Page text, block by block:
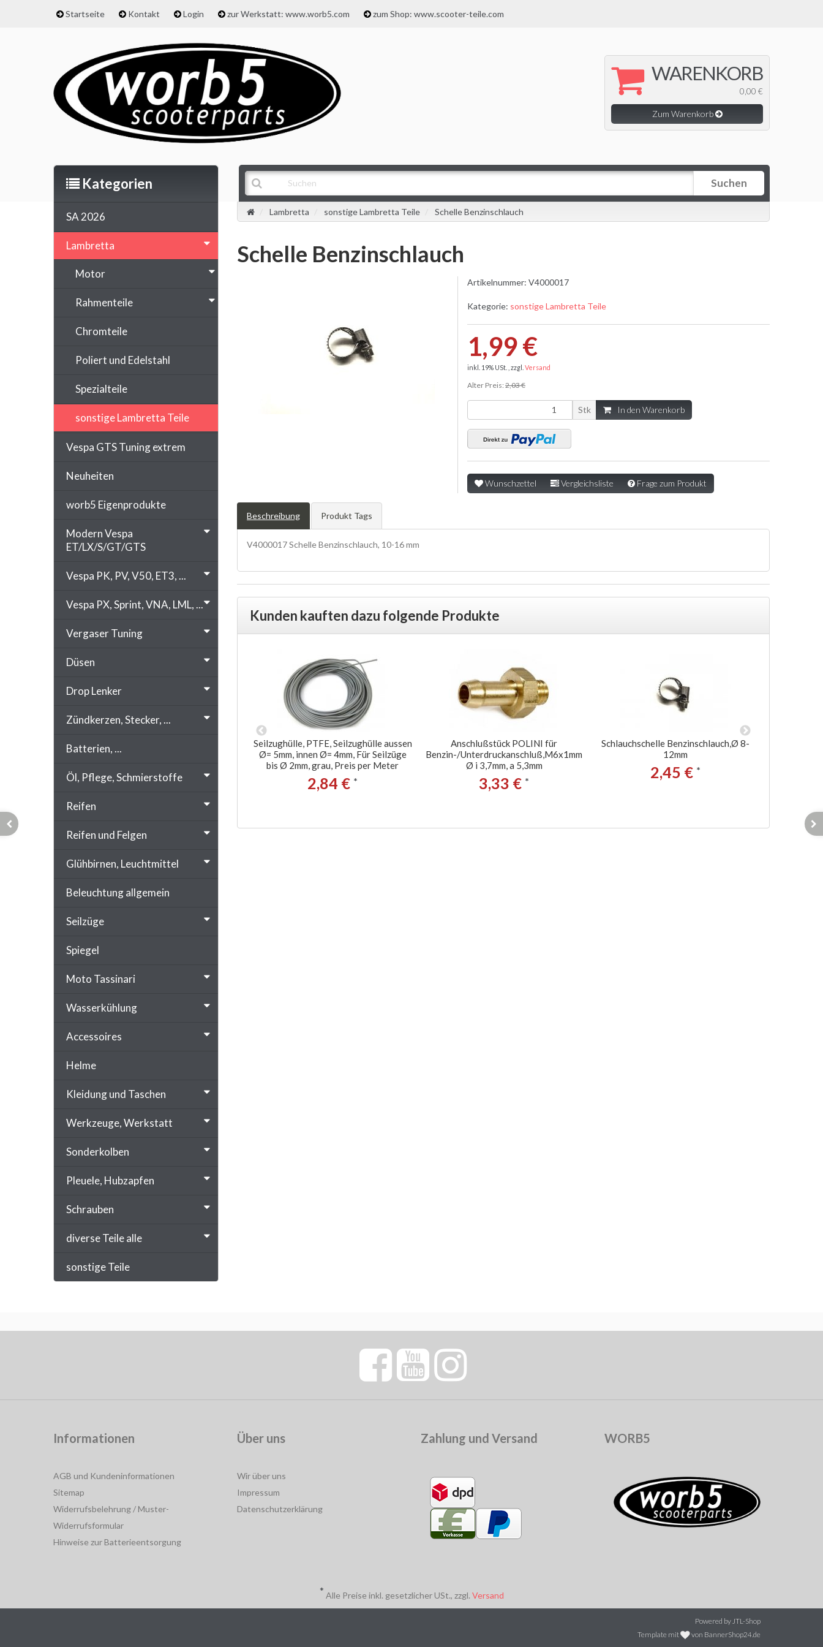
Startseite Kontakt Login zur Werkstatt: www.worb5.com zum Shop: www.scooter-teile.com
WARENKORB
0,00 €
Zum Warenkorb
Suchen
Lambretta sonstige Lambretta Teile Schelle Benzinschlauch
Schelle Benzinschlauch
Artikelnummer: V4000017
Kategorie: sonstige Lambretta Teile
1,99 €
inkl. 19% USt. , zzgl. Versand
Alter Preis: 2,03 €
Stk In den Warenkorb
Wunschzettel Vergleichsliste Frage zum Produkt
Beschreibung Produkt Tags
V4000017 Schelle Benzinschlauch, 10-16 mm
Kunden kauften dazu folgende Produkte
Seilzug Kupplung, ohne Hülle, mit
Tonnennippel, für Vespa alle Modelle,
2,45 € *
Seilzughülle, PTFE, Seilzughülle aussen
Ø= 5mm, innen Ø= 4mm, Für Seilzüge
bis Ø 2mm, grau, Preis per Meter
2,84 € *
Anschlußstück POLINI für
Benzin-/Unterdruckanschluß,M6x1mm
Ø i 3,7mm, a 5,3mm
3,33 € *
Schlauchschelle Benzinschlauch,Ø 8-
12mm
2,45 € *
Kategorien
SA 2026
Lambretta
Motor
Rahmenteile
Chromteile
Poliert und Edelstahl
Spezialteile
sonstige Lambretta Teile
Vespa GTS Tuning extrem
Neuheiten
worb5 Eigenprodukte
Modern Vespa
ET/LX/S/GT/GTS
Vespa PK, PV, V50, ET3, ...
Vespa PX, Sprint, VNA, LML, ...
Vergaser Tuning
Düsen
Drop Lenker
Zündkerzen, Stecker, ...
Batterien, ...
Öl, Pflege, Schmierstoffe
Reifen
Reifen und Felgen
Glühbirnen, Leuchtmittel
Beleuchtung allgemein
Seilzüge
Spiegel
Moto Tassinari
Wasserkühlung
Accessoires
Helme
Kleidung und Taschen
Werkzeuge, Werkstatt
Sonderkolben
Pleuele, Hubzapfen
Schrauben
diverse Teile alle
sonstige Teile
Informationen
AGB und Kundeninformationen
Sitemap
Widerrufsbelehrung / Muster-
Widerrufsformular
Hinweise zur Batterieentsorgung
Über uns
Wir über uns
Impressum
Datenschutzerklärung
Zahlung und Versand WORB5
* Alle Preise inkl. gesetzlicher USt., zzgl. Versand
Powered by JTL-Shop
Template mit
von BannerShop24.de